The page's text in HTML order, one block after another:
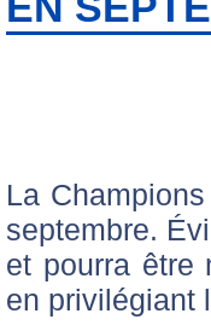
La
septembre.
et pourra être
en privilégiant